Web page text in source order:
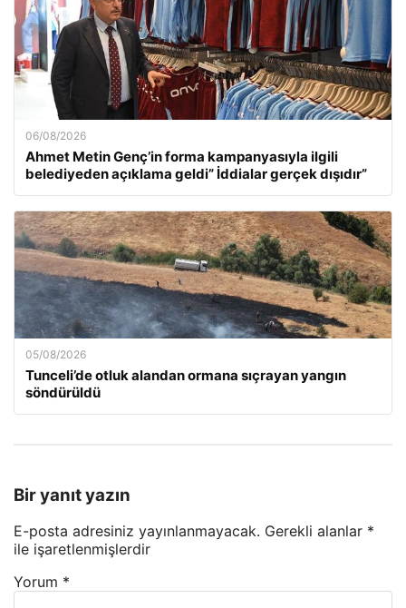
06/08/2026
Ahmet Metin Genç’in forma kampanyasıyla ilgili
belediyeden açıklama geldi” İddialar gerçek dışıdır”
05/08/2026
Tunceli’de otluk alandan ormana sıçrayan yangın
söndürüldü
Bir yanıt yazın
E-posta adresiniz yayınlanmayacak. Gerekli alanlar *
ile işaretlenmişlerdir
Yorum *